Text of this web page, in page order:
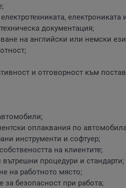
електрониката
документация;
на английски или немски
и отговорност към
оплаквания по
инструменти и софтуер;
на клиентите;
процедури и стандарти;
на работното място;
безопасност при работа;